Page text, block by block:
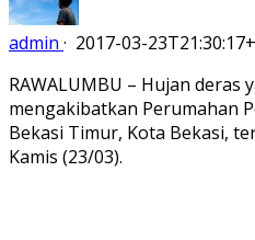
admin · 2017-03-
RAWALUMBU – Hujan deras
mengakibatkan Perumahan
Bekasi Timur, Kota Bekasi,
Kamis (23/03).